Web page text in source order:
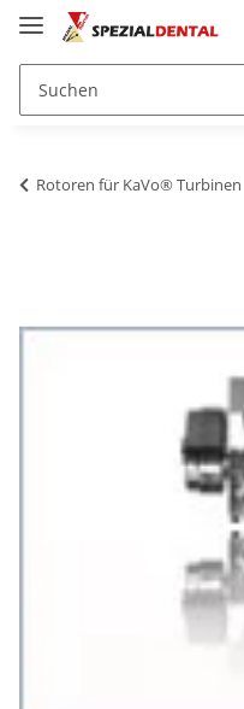
Rotoren für KaVo® Turbinen